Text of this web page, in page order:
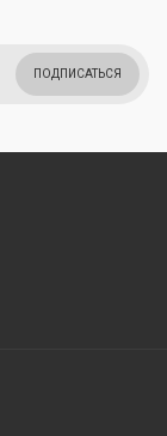
ПОДПИСАТЬСЯ